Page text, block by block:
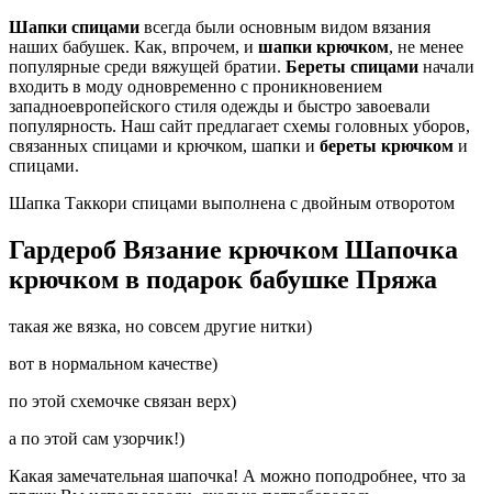
Шапки спицами всегда были основным видом вязания
наших бабушек. Как, впрочем, и шапки крючком, не менее
популярные среди вяжущей братии. Береты спицами начали
входить в моду одновременно с проникновением
западноевропейского стиля одежды и быстро завоевали
популярность. Наш сайт предлагает схемы головных уборов,
связанных спицами и крючком, шапки и береты крючком и
спицами.
Шапка Таккори спицами выполнена с двойным отворотом
Гардероб Вязание крючком Шапочка
крючком в подарок бабушке Пряжа
такая же вязка, но совсем другие нитки)
вот в нормальном качестве)
по этой схемочке связан верх)
а по этой сам узорчик!)
Какая замечательная шапочка! А можно поподробнее, что за